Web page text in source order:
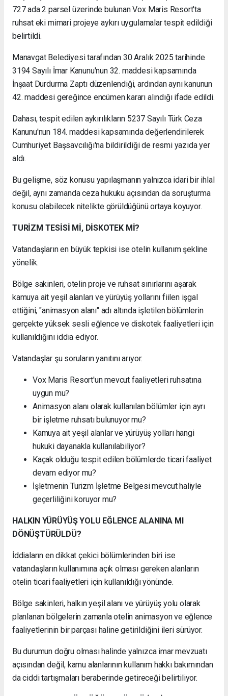
727 ada 2 parsel üzerinde bulunan Vox Maris Resort'ta
ruhsat eki mimari projeye aykırı uygulamalar tespit edildiği
belirtildi.
Manavgat Belediyesi tarafından 30 Aralık 2025 tarihinde
3194 Sayılı İmar Kanunu'nun 32. maddesi kapsamında
İnşaat Durdurma Zaptı düzenlendiği, ardından aynı kanunun
42. maddesi gereğince encümen kararı alındığı ifade edildi.
Dahası, tespit edilen aykırılıkların 5237 Sayılı Türk Ceza
Kanunu'nun 184. maddesi kapsamında değerlendirilerek
Cumhuriyet Başsavcılığı'na bildirildiği de resmi yazıda yer
aldı.
Bu gelişme, söz konusu yapılaşmanın yalnızca idari bir ihlal
değil, aynı zamanda ceza hukuku açısından da soruşturma
konusu olabilecek nitelikte görüldüğünü ortaya koyuyor.
TURİZM TESİSİ Mİ, DİSKOTEK Mİ?
Vatandaşların en büyük tepkisi ise otelin kullanım şekline
yönelik.
Bölge sakinleri, otelin proje ve ruhsat sınırlarını aşarak
kamuya ait yeşil alanları ve yürüyüş yollarını fiilen işgal
ettiğini, "animasyon alanı" adı altında işletilen bölümlerin
gerçekte yüksek sesli eğlence ve diskotek faaliyetleri için
kullanıldığını iddia ediyor.
Vatandaşlar şu soruların yanıtını arıyor:
Vox Maris Resort'un mevcut faaliyetleri ruhsatına
uygun mu?
Animasyon alanı olarak kullanılan bölümler için ayrı
bir işletme ruhsatı bulunuyor mu?
Kamuya ait yeşil alanlar ve yürüyüş yolları hangi
hukuki dayanakla kullanılabiliyor?
Kaçak olduğu tespit edilen bölümlerde ticari faaliyet
devam ediyor mu?
İşletmenin Turizm İşletme Belgesi mevcut haliyle
geçerliliğini koruyor mu?
HALKIN YÜRÜYÜŞ YOLU EĞLENCE ALANINA MI
DÖNÜŞTÜRÜLDÜ?
İddiaların en dikkat çekici bölümlerinden biri ise
vatandaşların kullanımına açık olması gereken alanların
otelin ticari faaliyetleri için kullanıldığı yönünde.
Bölge sakinleri, halkın yeşil alanı ve yürüyüş yolu olarak
planlanan bölgelerin zamanla otelin animasyon ve eğlence
faaliyetlerinin bir parçası haline getirildiğini ileri sürüyor.
Bu durumun doğru olması halinde yalnızca imar mevzuatı
açısından değil, kamu alanlarının kullanım hakkı bakımından
da ciddi tartışmaları beraberinde getireceği belirtiliyor.